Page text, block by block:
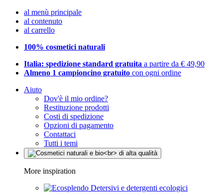
al menù principale
al contenuto
al carrello
100% cosmetici naturali
Italia: spedizione standard gratuita a partire da € 49,90
Almeno 1 campioncino gratuito con ogni ordine
Aiuto
Dov'è il mio ordine?
Restituzione prodotti
Costi di spedizione
Opzioni di pagamento
Contattaci
Tutti i temi
More inspiration
Detersivi e detergenti ecologici